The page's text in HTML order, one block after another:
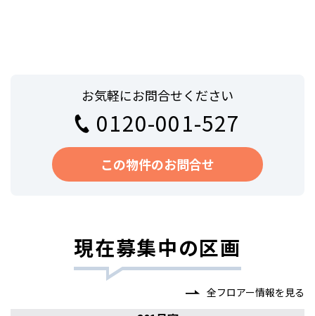
お気軽にお問合せください
0120-001-527
この物件のお問合せ
現在募集中の区画
全フロアー情報を見る